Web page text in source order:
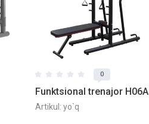
0
Funktsional trenajor H06A
Artikul: yo`q